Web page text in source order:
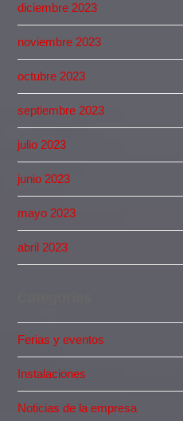
diciembre 2023
noviembre 2023
octubre 2023
septiembre 2023
julio 2023
junio 2023
mayo 2023
abril 2023
Ferias y eventos
Instalaciones
Noticias de la empresa